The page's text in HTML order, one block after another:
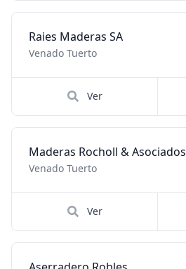
Raies Maderas SA
Venado Tuerto
Ver
Maderas Rocholl & Asociados
Venado Tuerto
Ver